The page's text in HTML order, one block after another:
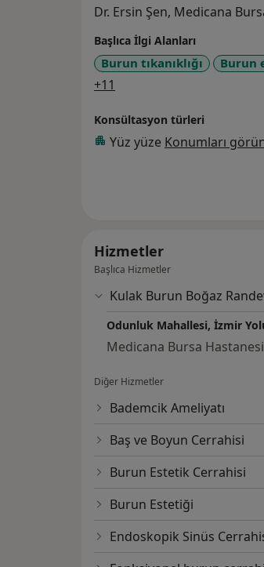
Dr. Ersin Şen, Medicana
Başlıca İlgi Alanları
Burun tıkanıklığı Burun
+11
Konsültasyon türleri
Yüz yüze Konumları
Hizmetler
Başlıca Hizmetler
Kulak Burun Boğaz
Odunluk Mahallesi, İzmir
Medicana Bursa Hastanesi
Diğer Hizmetler
Bademcik Ameliyatı
Baş ve Boyun Cerrahisi
Burun Estetik Cerrahisi
Burun Estetiği
Endoskopik Sinüs